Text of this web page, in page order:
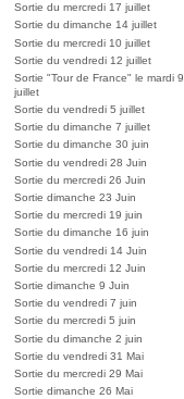
Sortie du mercredi 17 juillet
Sortie du dimanche 14 juillet
Sortie du mercredi 10 juillet
Sortie du vendredi 12 juillet
Sortie "Tour de France" le mardi 9
juillet
Sortie du vendredi 5 juillet
Sortie du dimanche 7 juillet
Sortie du dimanche 30 juin
Sortie du vendredi 28 Juin
Sortie du mercredi 26 Juin
Sortie dimanche 23 Juin
Sortie du mercredi 19 juin
Sortie du dimanche 16 juin
Sortie du vendredi 14 Juin
Sortie du mercredi 12 Juin
Sortie dimanche 9 Juin
Sortie du vendredi 7 juin
Sortie du mercredi 5 juin
Sortie du dimanche 2 juin
Sortie du vendredi 31 Mai
Sortie du mercredi 29 Mai
Sortie dimanche 26 Mai